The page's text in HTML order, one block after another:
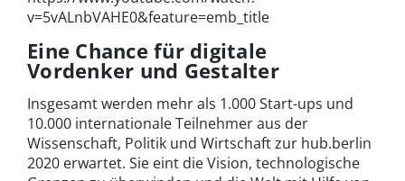
v=5vALnbVAHE0&feature=emb_title
Eine Chance für digitale
Vordenker und Gestalter
Insgesamt werden mehr als 1.000 Start-ups und
10.000 internationale Teilnehmer aus der
Wissenschaft, Politik und Wirtschaft zur hub.berlin
2020 erwartet. Sie eint die Vision, technologische